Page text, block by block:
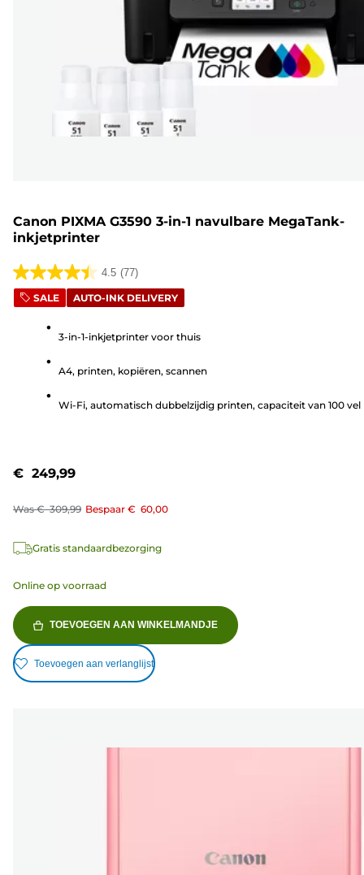
Canon PIXMA G3590 3-in-1 navulbare MegaTank-
inkjetprinter
4.5 (77)
4.5
van
sterren.
beoordelingen
SALE AUTO-INK DELIVERY
3-in-1-inkjetprinter voor thuis
A4, printen, kopiëren, scannen
Wi-Fi, automatisch dubbelzijdig printen, capaciteit van 100 vel
€ 249,99
Was€ 309,99 Bespaar € 60,00
Gratis standaardbezorging
Online op voorraad
TOEVOEGEN AAN WINKELMANDJE
Toevoegen aan verlanglijst